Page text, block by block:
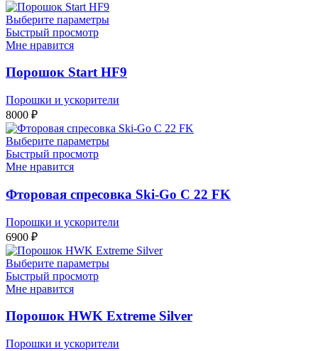
Выберите параметры
Быстрый просмотр
Мне нравится
Порошок Start HF9
Порошки и ускорители
8000 ₽
Выберите параметры
Быстрый просмотр
Мне нравится
Фторовая спресовка Ski-Go C 22 FK
Порошки и ускорители
6900 ₽
Выберите параметры
Быстрый просмотр
Мне нравится
Порошок HWK Extreme Silver
Порошки и ускорители